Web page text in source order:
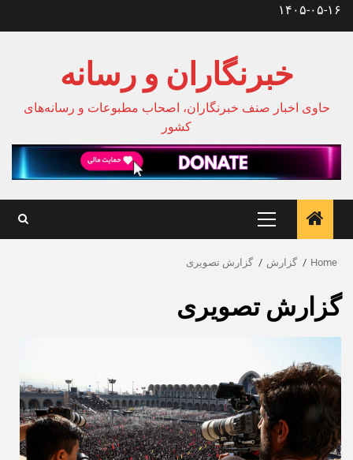
Skip۱۴۰۵-۰۵-۱۶
خبرنگاران و رسانه
حاوی اخبار صنف خبرنگاران، اصحاب مطبوعات و رسانه‌های
کشور
Primary
Menu
Home گزارش گزارش تصویری
گزارش تصویری